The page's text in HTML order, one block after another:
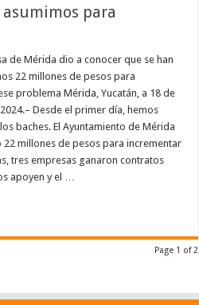
para
de Mérida dio a conocer que se han
22 millones de pesos para
problema Mérida, Yucatán, a 18 de
Desde el primer día, hemos
baches. El Ayuntamiento de Mérida
22 millones de pesos para incrementar
tres empresas ganaron contratos
apoyen y el …
Page 1 of 2